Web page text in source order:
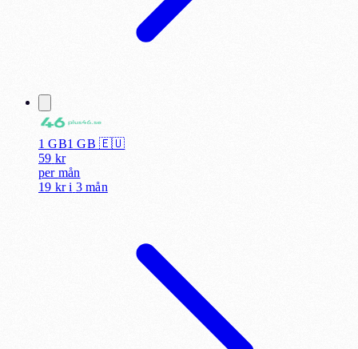
1 GB1 GB 🇪🇺
59 kr
per mån
19 kr i 3 mån